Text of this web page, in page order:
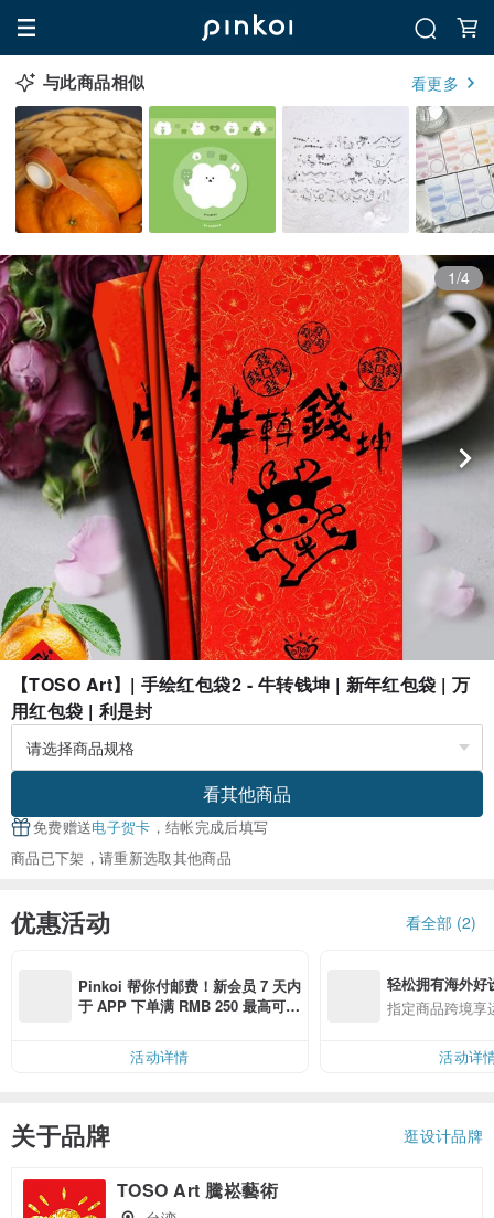
与此商品相似 看更多
1/4
【TOSO Art】| 手绘红包袋2 - 牛转钱坤 | 新年红包袋 | 万
用红包袋 | 利是封
看其他商品
免费赠送电子贺卡 ，结帐完成后填写
商品已下架，请重新选取其他商品
优惠活动 看全部 (2)
Pinkoi 帮你付邮费！新会员 7 天内
于 APP 下单满 RMB 250 最高可折
活动详情
轻松拥有海外好
指定商品跨境享
活动详
关于品牌 逛设计品牌
TOSO Art 騰崧藝術